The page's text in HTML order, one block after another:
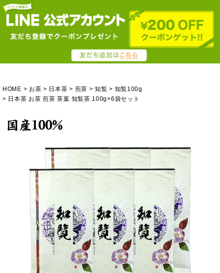
HOME お茶 日本茶 煎茶 知覧
知覧100g
日本茶 お茶 煎茶 茶葉 知覧茶 100g×6袋セット